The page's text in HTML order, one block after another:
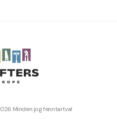
Minden jog fenntartva!